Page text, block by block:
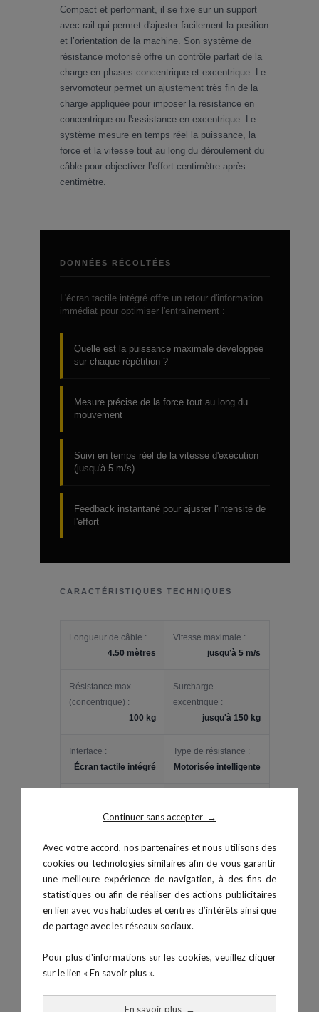
Continuer sans accepter →
Avec votre accord, nos partenaires et nous utilisons des
cookies ou technologies similaires afin de vous garantir
une meilleure expérience de navigation, à des fins de
statistiques ou afin de réaliser des actions publicitaires
en lien avec vos habitudes et centres d’intérêts ainsi que
de partage avec les réseaux sociaux.
Pour plus d'informations sur les cookies, veuillez cliquer
sur le lien « En savoir plus ».
En savoir plus →
Compact et performant, il se fixe sur un support
avec rail qui permet d'ajuster facilement la position
et l’orientation de la machine. Son système de
résistance motorisé offre un contrôle parfait de la
charge en phases concentrique et excentrique. Le
servomoteur permet un ajustement très fin de la
charge appliquée pour imposer la résistance en
concentrique ou l'assistance en excentrique. Le
système mesure en temps réel la puissance, la
force et la vitesse tout au long du déroulement du
câble pour objectiver l’effort centimètre après
centimètre.
DONNÉES RÉCOLTÉES
L'écran tactile intégré offre un retour d'information
immédiat pour optimiser l'entraînement :
Quelle est la puissance maximale développée
sur chaque répétition ?
Mesure précise de la force tout au long du
mouvement
Suivi en temps réel de la vitesse d'exécution
(jusqu'à 5 m/s)
Feedback instantané pour ajuster l'intensité de
l'effort
CARACTÉRISTIQUES TECHNIQUES
Longueur de câble :
4.50 mètres
Vitesse maximale :
jusqu’à 5 m/s
Résistance max
(concentrique) :
100 kg
Surcharge
excentrique :
jusqu'à 150 kg
Interface :
Écran tactile intégré
Type de résistance :
Motorisée intelligente
Sur rail réglable
d'acquisition :
Cible d'entraînement :
Haut et bas du corps
Feedback :
ACCESSOIRES 5 PIÈCES
• Support fixation
• Poignée
• Barre de tirage